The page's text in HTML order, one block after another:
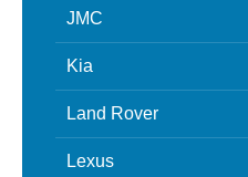
JMC
Kia
Land Rover
Lexus